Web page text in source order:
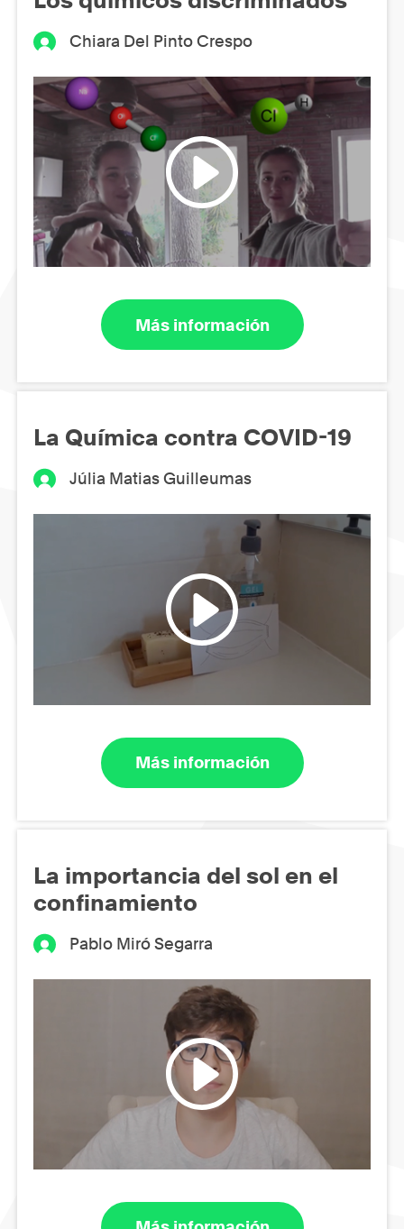
Chiara Del Pinto Crespo
Más información
La Química contra COVID-19
Júlia Matias Guilleumas
Más información
La importancia del sol en el
confinamiento
Pablo Miró Segarra